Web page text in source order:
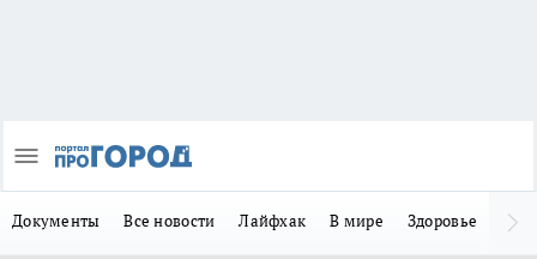
Документы Все новости Лайфхак В мире Здоровье